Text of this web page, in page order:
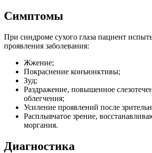
Симптомы
При синдроме сухого глаза пациент
проявления заболевания:
Жжение;
Покраснение конъюнктивы;
Зуд;
Раздражение, повышенное
облегчения;
Усиление проявлений после
Расплывчатое зрение,
моргания.
Диагностика